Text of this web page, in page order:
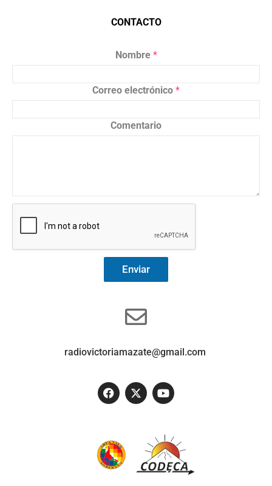
CONTACTO
Nombre *
Correo electrónico *
Comentario
Enviar
radiovictoriamazate@gmail.com